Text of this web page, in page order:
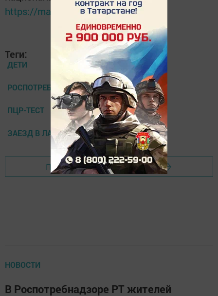
https://max.ru/tatmedia
Теги:
ДЕТИ
РОСПОТРЕБНАДЗОР ПО РТ
ПЦР-ТЕСТ
ЗАЕЗД В ЛАГЕРЬ
Перейти на страницу новости
НОВОСТИ
В Роспотребнадзоре РТ жителей